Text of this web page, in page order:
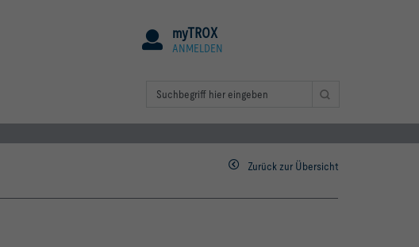
myTROX
ANMELDEN
Zurück zur Übersicht